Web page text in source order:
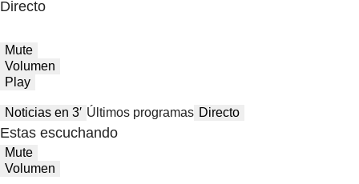
Directo
Mute
Volumen
Play
Noticias en 3′ Últimos programas Directo
Estas escuchando
Mute
Volumen